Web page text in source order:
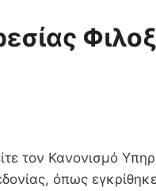
τον Κανονισμό
όπως